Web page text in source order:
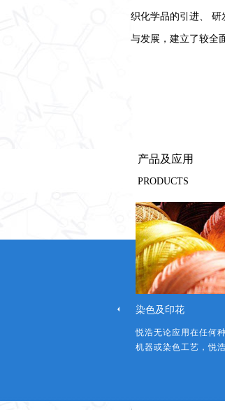
织化学品的引进、 研
与发展，建立了较全
产品及应用
PRODUCTS
染色及印花
悦浩无论应用在任何
机器或染色工艺，悦